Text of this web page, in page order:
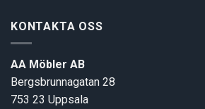
KONTAKTA OSS
AA Möbler AB
Bergsbrunnagatan 28
753 23 Uppsala